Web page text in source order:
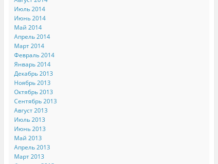
Июль 2014
Июнь 2014
Май 2014
Апрель 2014
Март 2014
Февраль 2014
Январь 2014
Декабрь 2013
Ноябрь 2013
Октябрь 2013
Сентябрь 2013
Август 2013
Июль 2013
Июнь 2013
Май 2013
Апрель 2013
Март 2013